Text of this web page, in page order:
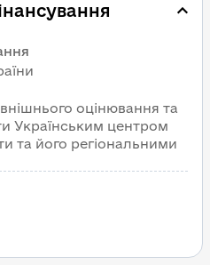
оцінювання та
Українським центром
та його регіональними